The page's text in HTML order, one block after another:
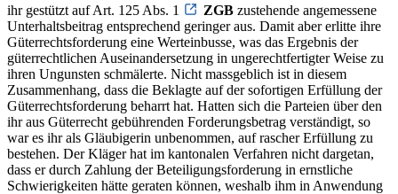
ihr gestützt auf Art. 125 Abs. 1
ZGB zustehende angemessene
Unterhaltsbeitrag entsprechend geringer aus. Damit aber erlitte ihre
Güterrechtsforderung eine Werteinbusse, was das Ergebnis der
güterrechtlichen Auseinandersetzung in ungerechtfertigter Weise zu
ihren Ungunsten schmälerte. Nicht massgeblich ist in diesem
Zusammenhang, dass die Beklagte auf der sofortigen Erfüllung der
Güterrechtsforderung beharrt hat. Hatten sich die Parteien über den
ihr aus Güterrecht gebührenden Forderungsbetrag verständigt, so
war es ihr als Gläubigerin unbenommen, auf rascher Erfüllung zu
bestehen. Der Kläger hat im kantonalen Verfahren nicht dargetan,
dass er durch Zahlung der Beteiligungsforderung in ernstliche
Schwierigkeiten hätte geraten können, weshalb ihm in Anwendung